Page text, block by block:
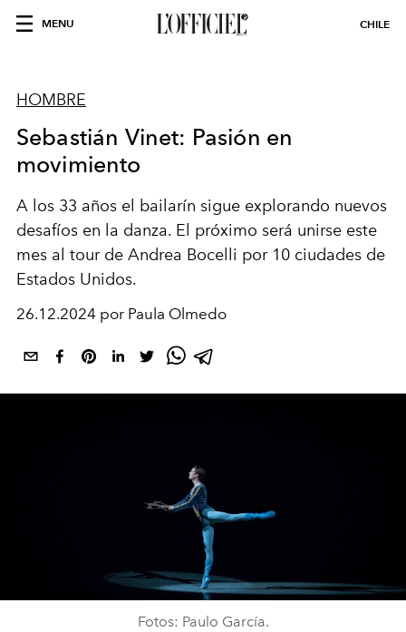
MENU CHILE
HOMBRE
Sebastián Vinet: Pasión en
movimiento
A los 33 años el bailarín sigue explorando nuevos
desafíos en la danza. El próximo será unirse este
mes al tour de Andrea Bocelli por 10 ciudades de
Estados Unidos.
26.12.2024 por Paula Olmedo
Fotos: Paulo García.